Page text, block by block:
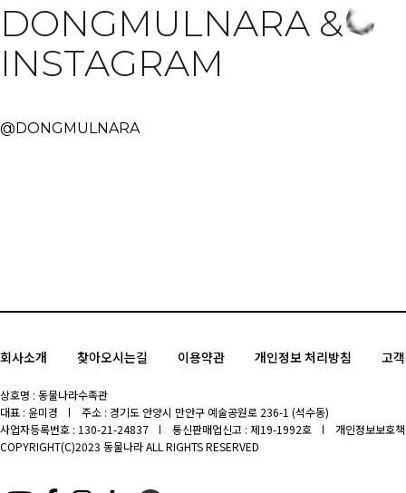
DONGMULNARA &
INSTAGRAM
@DONGMULNARA
회사소개 찾아오시는길 이용약관 개인정보 처리방침 고
상호명 : 동물나라수족관
대표 : 윤미경
주소 : 경기도 안양시 만안구 예술공원로 236-1 (석수동)
사업자등록번호 : 130-21-24837
통신판매업신고 : 제19-1992호
개인정보보호
COPYRIGHT(C)2023 동물나라 ALL RIGHTS RESERVED